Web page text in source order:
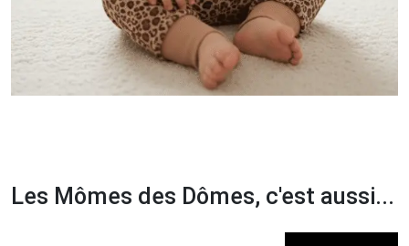
Les Mômes des Dômes, c'est aussi...